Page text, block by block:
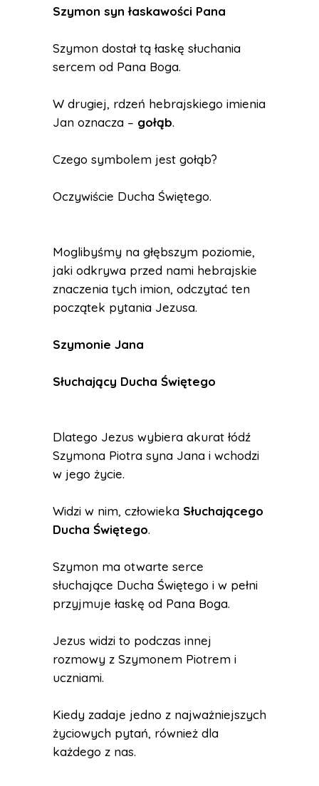
Szymon syn łaskawości Pana
Szymon dostał tą łaskę słuchania
sercem od Pana Boga.
W drugiej, rdzeń hebrajskiego imienia
Jan oznacza – gołąb.
Czego symbolem jest gołąb?
Oczywiście Ducha Świętego.
Moglibyśmy na głębszym poziomie,
jaki odkrywa przed nami hebrajskie
znaczenia tych imion, odczytać ten
początek pytania Jezusa.
Szymonie Jana
Słuchający Ducha Świętego
Dlatego Jezus wybiera akurat łódź
Szymona Piotra syna Jana i wchodzi
w jego życie.
Widzi w nim, człowieka Słuchającego
Ducha Świętego.
Szymon ma otwarte serce
słuchające Ducha Świętego i w pełni
przyjmuje łaskę od Pana Boga.
Jezus widzi to podczas innej
rozmowy z Szymonem Piotrem i
uczniami.
Kiedy zadaje jedno z najważniejszych
życiowych pytań, również dla
każdego z nas.